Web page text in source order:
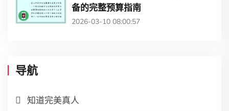
备的完整预算指南
2026-03-10 08:00:57
导航
知道完美真人